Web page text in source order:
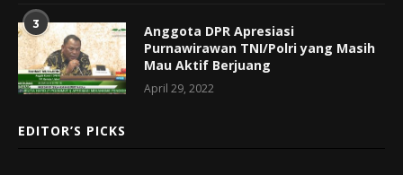
3
Anggota DPR Apresiasi
Purnawirawan TNI/Polri yang Masih
Mau Aktif Berjuang
April 29, 2022
EDITOR’S PICKS